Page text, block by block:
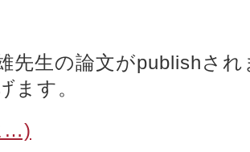
先生の論文がpublishさ
ます。
…)